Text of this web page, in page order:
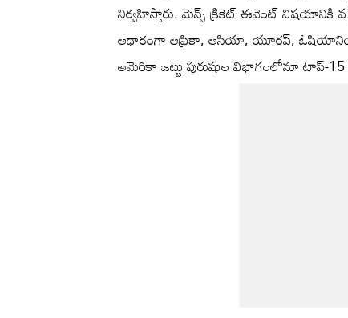
నిర్వహిస్తారు. మెన్స్ క్రికెట్ ఈవెంట్ విషయానికి
ఆధారంగా ఆఫ్రికా, ఆసియా, యూరప్, ఓషియానియా
అమెరికా జట్టు పురుషుల విభాగంలోనూ టాప్-